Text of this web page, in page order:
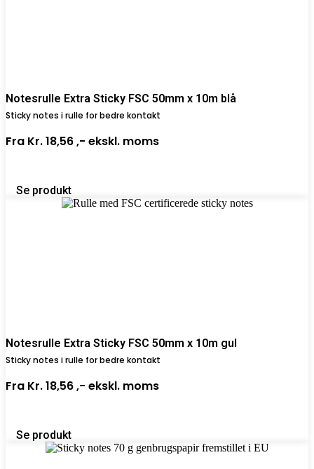
Notesrulle Extra Sticky FSC 50mm x 10m blå
Sticky notes i rulle for bedre kontakt
Fra Kr. 18,56 ,- ekskl. moms
Se produkt
Notesrulle Extra Sticky FSC 50mm x 10m gul
Sticky notes i rulle for bedre kontakt
Fra Kr. 18,56 ,- ekskl. moms
Se produkt